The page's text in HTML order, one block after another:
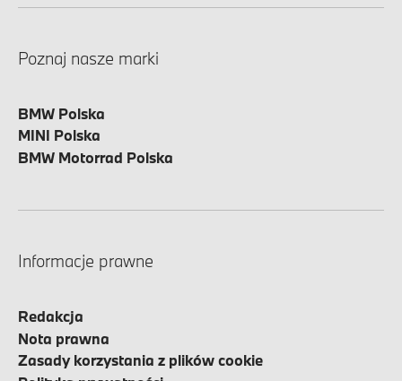
Poznaj nasze marki
BMW Polska
MINI Polska
BMW Motorrad Polska
Informacje prawne
Redakcja
Nota prawna
Zasady korzystania z plików cookie